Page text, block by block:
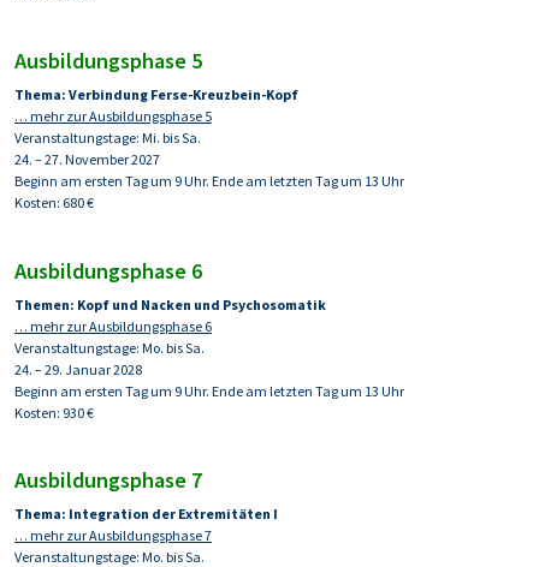
Ausbildungsphase 5
Thema: Verbindung Ferse-Kreuzbein-Kopf
… mehr zur Ausbildungsphase 5
Veranstaltungstage: Mi. bis Sa.
24. – 27. November 2027
Beginn am ersten Tag um 9 Uhr. Ende am letzten Tag um 13 Uhr
Kosten: 680 €
Ausbildungsphase 6
Themen: Kopf und Nacken und Psychosomatik
… mehr zur Ausbildungsphase 6
Veranstaltungstage: Mo. bis Sa.
24. – 29. Januar 2028
Beginn am ersten Tag um 9 Uhr. Ende am letzten Tag um 13 Uhr
Kosten: 930 €
Ausbildungsphase 7
Thema: Integration der Extremitäten I
… mehr zur Ausbildungsphase 7
Veranstaltungstage: Mo. bis Sa.